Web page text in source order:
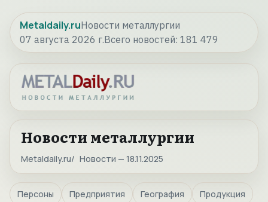
Metaldaily.ruНовости металлургии
07 августа 2026 г.Всего новостей: 181 479
Новости металлургии
Metaldaily.ru Новости — 18.11.2025
Персоны Предприятия География Продукция